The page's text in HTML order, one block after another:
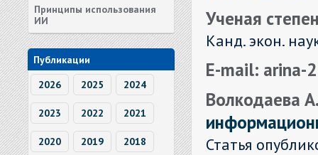
Принципы использования
ИИ
Публикации
2026
2025 2024
2023 2022 2021
2020 2019 2018
Ученая
Канд. экон.
E-mail: arina-
Волкодаева
Статья